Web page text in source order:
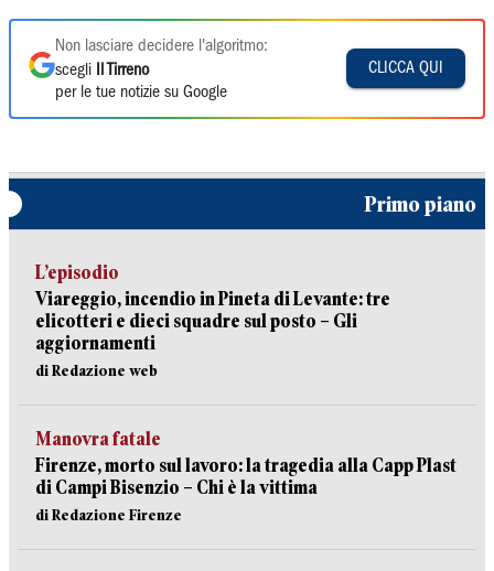
Non lasciare decidere l'algoritmo:
scegli
Il Tirreno
per le tue notizie su Google
CLICCA QUI
Primo piano
L’episodio
Viareggio, incendio in Pineta di Levante: tre
elicotteri e dieci squadre sul posto – Gli
aggiornamenti
di Redazione web
Manovra fatale
Firenze, morto sul lavoro: la tragedia alla Capp Plast
di Campi Bisenzio – Chi è la vittima
di Redazione Firenze